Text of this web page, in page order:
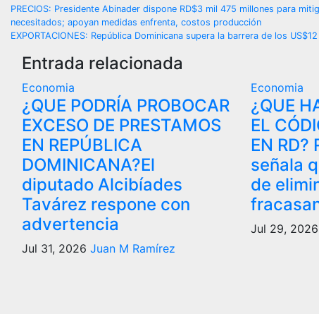
Navegación
de
entradas
PRECIOS: Presidente Abinader dispone RD$3 mil 475 millones para
necesitados; apoyan medidas enfrenta, costos producción
EXPORTACIONES: República Dominicana supera la barrera de los
Entrada relacionada
Economia
¿QUE PODRÍA PROBOCAR
EXCESO DE PRESTAMOS
EN REPÚBLICA
DOMINICANA?El
diputado Alcibíades
Tavárez respone con
advertencia
Jul 31, 2026 Juan M Ramírez
Economia
¿QUE
EL
EN RD?
señala
de
Jul 29,